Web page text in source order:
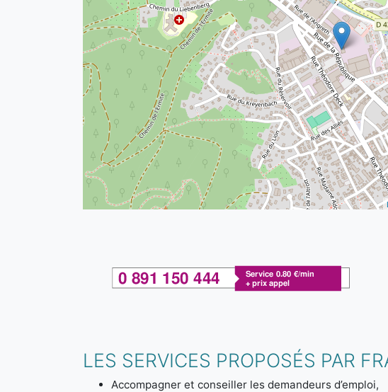
LES SERVICES PROPOSÉS PAR
Accompagner et conseiller les demandeurs d’emploi,